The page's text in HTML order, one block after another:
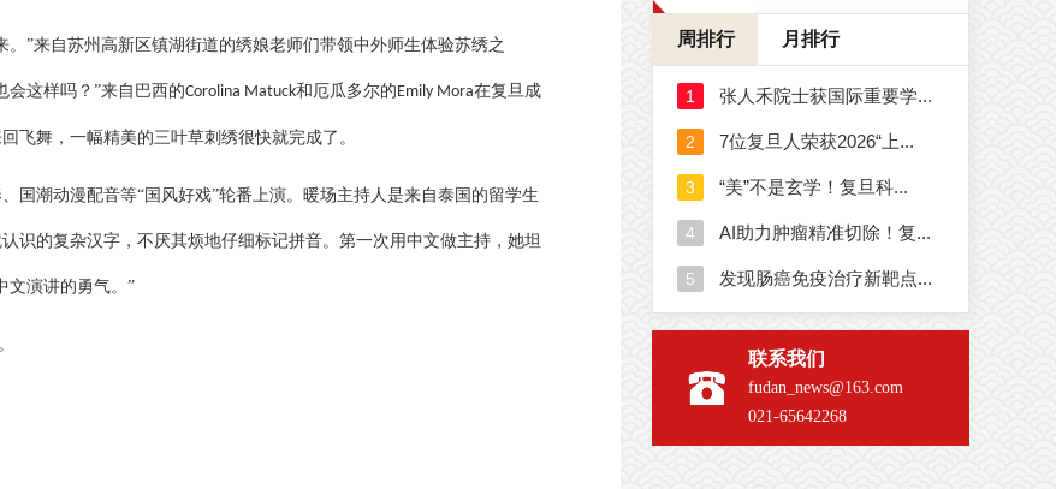
”来自苏州高新区镇湖街道的绣娘老师们带领中外师生体验苏绣之
会这样吗？”来自巴西的Corolina Matuck和厄瓜多尔的Emily Mora在复旦成
飞舞，一幅精美的三叶草刺绣很快就完成了。
国潮动漫配音等“国风好戏”轮番上演。暖场主持人是来自泰国的留学生
识的复杂汉字，不厌其烦地仔细标记拼音。第一次用中文做主持，她坦
文演讲的勇气。”
周排行 月排行
联系我们
fudan_news@163.com
021-65642268